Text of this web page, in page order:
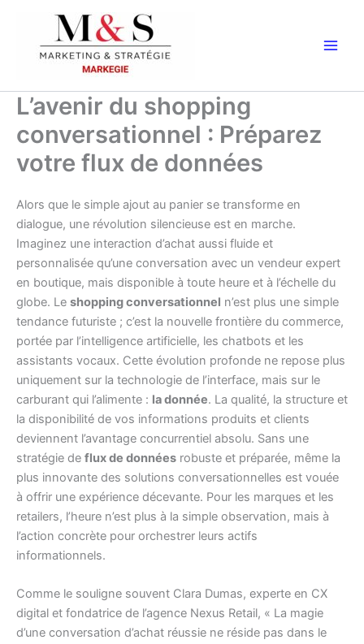
contenu
L’avenir du shopping
conversationnel : Préparez
votre flux de données
Alors que le simple ajout au panier se transforme en
dialogue, une révolution silencieuse est en marche.
Imaginez une interaction d’achat aussi fluide et
personnalisée qu’une conversation avec un vendeur expert
en boutique, mais disponible à toute heure et à l’échelle du
globe. Le shopping conversationnel n’est plus une simple
tendance futuriste ; c’est la nouvelle frontière du commerce,
portée par l’intelligence artificielle, les chatbots et les
assistants vocaux. Cette évolution profonde ne repose plus
uniquement sur la technologie de l’interface, mais sur le
carburant qui l’alimente : la donnée. La qualité, la structure et
la disponibilité de vos informations produits et clients
deviennent l’avantage concurrentiel absolu. Sans une
stratégie de flux de données robuste et préparée, même la
plus innovante des solutions conversationnelles est vouée
à offrir une expérience décevante. Pour les marques et les
retailers, l’heure n’est plus à la simple observation, mais à
l’action concrète pour orchestrer leurs actifs
informationnels.
Comme le souligne souvent Clara Dumas, experte en CX
digital et fondatrice de l’agence Nexus Retail, « La magie
d’une conversation d’achat réussie ne réside pas dans le